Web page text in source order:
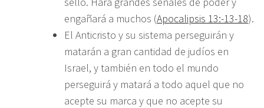
engañará a muchos (Apocalipsis 13:-13-18).
El Anticristo y su sistema perseguirán y
matarán a gran cantidad de judíos en
Israel, y también en todo el mundo
perseguirá y matará a todo aquel que no
acepte su marca y que no acepte su